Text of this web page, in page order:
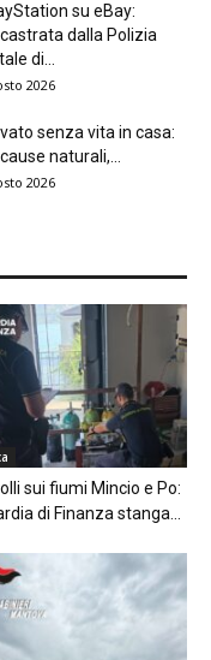
su eBay:
dalla Polizia
di...
2026
senza vita in casa:
naturali,...
2026
sui fiumi Mincio e Po:
di Finanza stanga...